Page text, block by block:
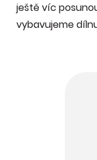
ještě víc
vybavujeme